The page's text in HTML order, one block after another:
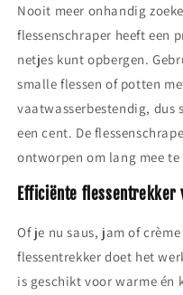
Nooit meer onhandig
flessenschraper heeft een
netjes kunt opbergen.
smalle flessen of potten
vaatwasserbestendig, dus
een cent. De
ontworpen om lang mee te
Efficiënte
Of je nu saus, jam of
flessentrekker doet het
is geschikt voor warme